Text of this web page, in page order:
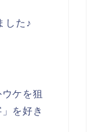
した♪
ケを狙
を好き